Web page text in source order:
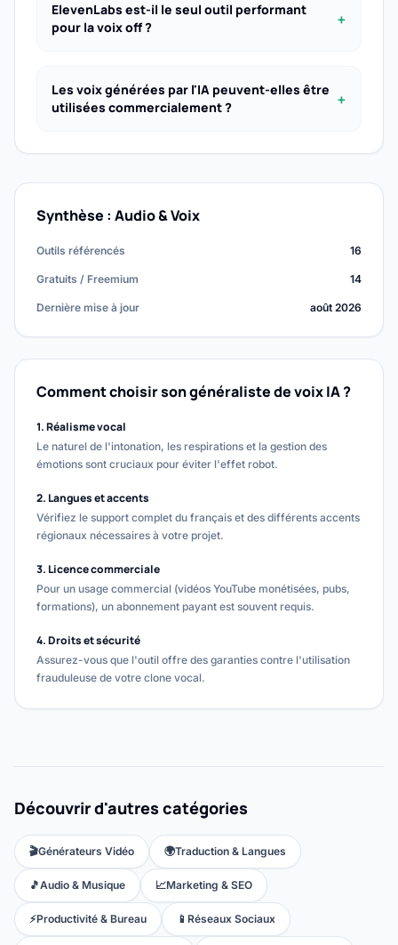
ElevenLabs est-il le seul outil performant
pour la voix off ?
+
Les voix générées par l'IA peuvent-elles être
utilisées commercialement ?
+
Synthèse : Audio & Voix
Outils référencés 16
Gratuits / Freemium 14
Dernière mise à jour août 2026
Comment choisir son généraliste de voix IA ?
1. Réalisme vocal
Le naturel de l'intonation, les respirations et la gestion des
émotions sont cruciaux pour éviter l'effet robot.
2. Langues et accents
Vérifiez le support complet du français et des différents accents
régionaux nécessaires à votre projet.
3. Licence commerciale
Pour un usage commercial (vidéos YouTube monétisées, pubs,
formations), un abonnement payant est souvent requis.
4. Droits et sécurité
Assurez-vous que l'outil offre des garanties contre l'utilisation
frauduleuse de votre clone vocal.
Découvrir d'autres catégories
🎬Générateurs Vidéo 🌍Traduction & Langues
🎵Audio & Musique 📈Marketing & SEO
⚡Productivité & Bureau 📱 Réseaux Sociaux